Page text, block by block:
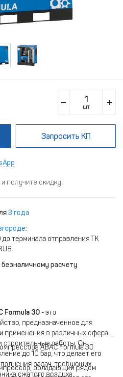
шт
Запросить КП
получите скидку!
3 года
:
до терминала отправления ТК
расчету
Formula 30 - это
предназначенное для
применения в различных сферах,
работы. Он
до 10 бар, что делает его
задач, требующих
сжатого воздуха.
ABAC Formula 30
обладающий рядом